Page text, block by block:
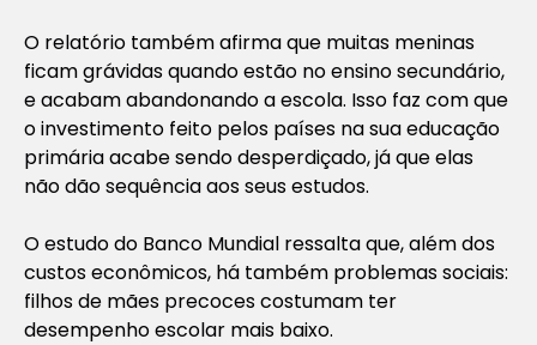
O relatório também afirma que muitas meninas
ficam grávidas quando estão no ensino secundário,
e acabam abandonando a escola. Isso faz com que
o investimento feito pelos países na sua educação
primária acabe sendo desperdiçado, já que elas
não dão sequência aos seus estudos.
O estudo do Banco Mundial ressalta que, além dos
custos econômicos, há também problemas sociais:
filhos de mães precoces costumam ter
desempenho escolar mais baixo.